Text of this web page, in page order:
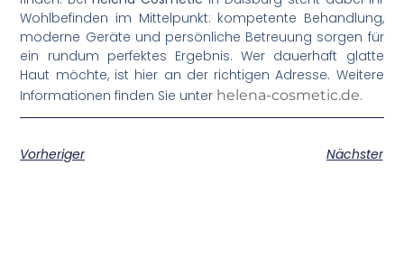
Wohlbefinden im Mittelpunkt: kompetente Behandlung,
moderne Geräte und persönliche Betreuung sorgen für
ein rundum perfektes Ergebnis. Wer dauerhaft glatte
Haut möchte, ist hier an der richtigen Adresse. Weitere
Informationen finden Sie unter helena-cosmetic.de.
Vorheriger Nächster